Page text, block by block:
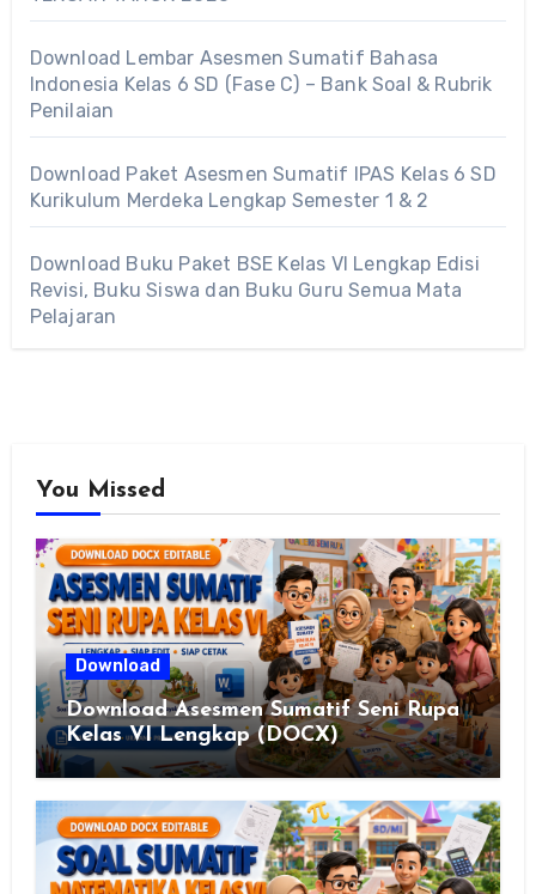
Download Lembar Asesmen Sumatif Bahasa
Indonesia Kelas 6 SD (Fase C) – Bank Soal & Rubrik
Penilaian
Download Paket Asesmen Sumatif IPAS Kelas 6 SD
Kurikulum Merdeka Lengkap Semester 1 & 2
Download Buku Paket BSE Kelas VI Lengkap Edisi
Revisi, Buku Siswa dan Buku Guru Semua Mata
Pelajaran
You Missed
Download
Download Asesmen Sumatif Seni Rupa
Kelas VI Lengkap (DOCX)